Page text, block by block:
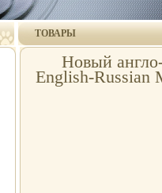
ТОВАРЫ
Новый
English-